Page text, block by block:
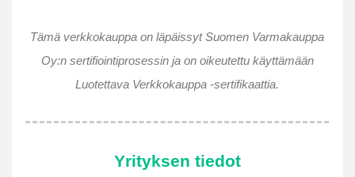
Tämä verkkokauppa on läpäissyt Suomen Varmakauppa
Oy:n sertifiointiprosessin ja on oikeutettu käyttämään
Luotettava Verkkokauppa -sertifikaattia.
Yrityksen tiedot